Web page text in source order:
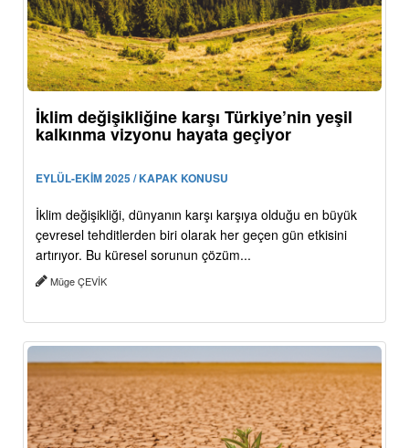
İklim değişikliğine karşı Türkiye’nin yeşil
kalkınma vizyonu hayata geçiyor
EYLÜL-EKİM 2025 / KAPAK KONUSU
İklim değişikliği, dünyanın karşı karşıya olduğu en büyük
çevresel tehditlerden biri olarak her geçen gün etkisini
artırıyor. Bu küresel sorunun çözüm...
Müge ÇEVİK